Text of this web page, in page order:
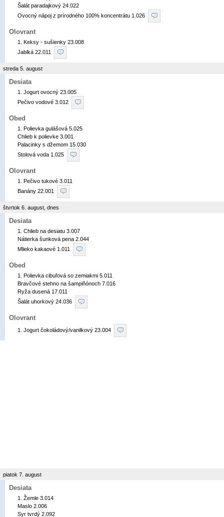
Šalát paradajkový 24.022
Ovocný nápoj z prírodného 100% koncentrátu 1.026
Olovrant
1. Keksy - sušienky 23.008
Jablká 22.011
streda 5. august
Desiata
1. Jogurt ovocný 23.005
Pečivo vodové 3.012
Obed
1. Polievka gulášová 5.025
Chlieb k polievke 3.001
Palacinky s džemom 15.030
Stolová voda 1.025
Olovrant
1. Pečivo tukové 3.011
Banány 22.001
štvrtok 6. august, dnes
Desiata
1. Chlieb na desiatu 3.007
Nátierka šunková pena 2.044
Mlieko kakaové 1.011
Obed
1. Polievka cibuľová so zemiakmi 5.011
Bravčové stehno na šampiňónoch 7.016
Ryža dusená 17.011
Šalát uhorkový 24.036
Olovrant
1. Jogurt čokoládový/vanilkový 23.004
piatok 7. august
Desiata
1. Žemle 3.014
Maslo 2.006
Syr tvrdý 2.092